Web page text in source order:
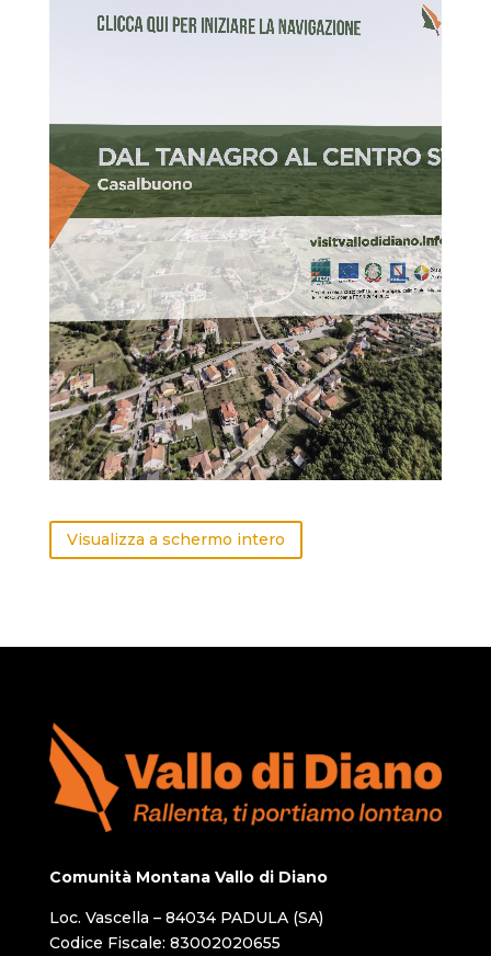
Visualizza a schermo intero
Comunità Montana Vallo di Diano
Loc. Vascella – 84034 PADULA (SA)
Codice Fiscale: 83002020655